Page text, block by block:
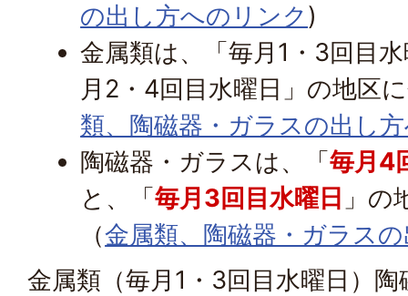
の出し方へのリンク)
金属類は、「毎月1・3回目
月2・4回目水曜日」の地区
類、陶磁器・ガラスの出し
陶磁器・ガラスは、「毎月4
と、「毎月3回目水曜日 」の
（金属類、陶磁器・ガラス
金属類（毎月1・3回目水曜日）